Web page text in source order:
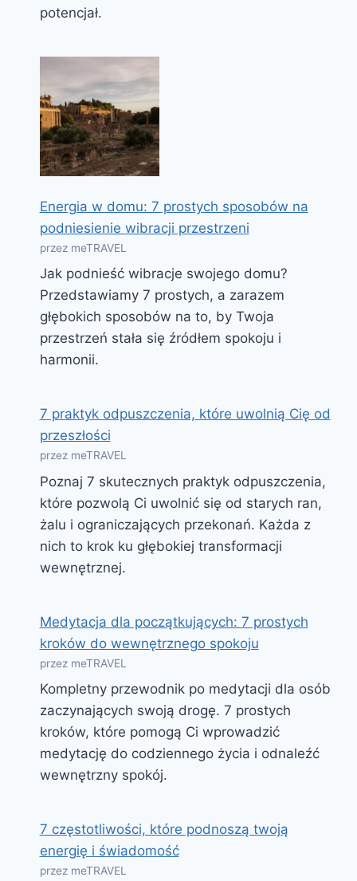
potencjał.
Energia w domu: 7 prostych sposobów na
podniesienie wibracji przestrzeni
przez meTRAVEL
Jak podnieść wibracje swojego domu?
Przedstawiamy 7 prostych, a zarazem
głębokich sposobów na to, by Twoja
przestrzeń stała się źródłem spokoju i
harmonii.
7 praktyk odpuszczenia, które uwolnią Cię od
przeszłości
przez meTRAVEL
Poznaj 7 skutecznych praktyk odpuszczenia,
które pozwolą Ci uwolnić się od starych ran,
żalu i ograniczających przekonań. Każda z
nich to krok ku głębokiej transformacji
wewnętrznej.
Medytacja dla początkujących: 7 prostych
kroków do wewnętrznego spokoju
przez meTRAVEL
Kompletny przewodnik po medytacji dla osób
zaczynających swoją drogę. 7 prostych
kroków, które pomogą Ci wprowadzić
medytację do codziennego życia i odnaleźć
wewnętrzny spokój.
7 częstotliwości, które podnoszą twoją
energię i świadomość
przez meTRAVEL